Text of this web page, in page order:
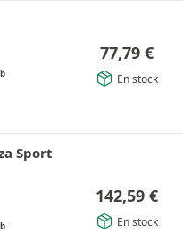
77,79 €
En stock
Sport
142,59 €
En stock